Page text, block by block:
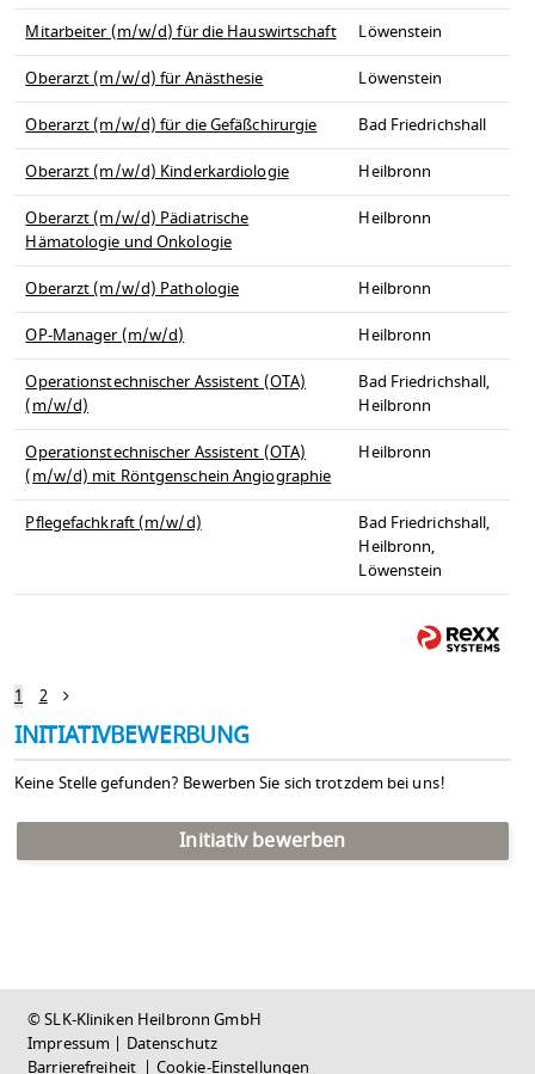
Mitarbeiter (m/w/d) für die Hauswirtschaft
Löwenstein
Oberarzt (m/w/d) für Anästhesie
Löwenstein
Oberarzt (m/w/d) für die Gefäßchirurgie
Bad Friedrichshall
Oberarzt (m/w/d) Kinderkardiologie
Heilbronn
Oberarzt (m/w/d) Pädiatrische
Hämatologie und Onkologie
Heilbronn
Oberarzt (m/w/d) Pathologie
Heilbronn
OP-Manager (m/w/d)
Heilbronn
Operationstechnischer Assistent (OTA)
(m/w/d)
Bad Friedrichshall,
Heilbronn
Operationstechnischer Assistent (OTA)
(m/w/d) mit Röntgenschein Angiographie
Heilbronn
Pflegefachkraft (m/w/d)
Bad Friedrichshall,
Heilbronn,
Löwenstein
1 2
INITIATIVBEWERBUNG
Keine Stelle gefunden? Bewerben Sie sich trotzdem bei uns!
Initiativ bewerben
© SLK-Kliniken Heilbronn GmbH
Impressum | Datenschutz
Barrierefreiheit | Cookie-Einstellungen